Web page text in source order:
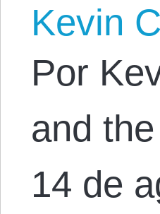
Kevin
Por
and
14 de